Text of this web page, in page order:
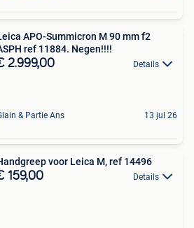
APO-Summicron M 90 mm f2
ref 11884. Negen!!!!
2.999,00 Details
& Partie Ans 13 jul 26
voor Leica M, ref 14496
159,00 Details